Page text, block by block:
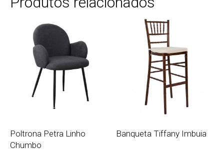
Poltrona Petra Linho
Chumbo
Banqueta Tiffany Imbuia